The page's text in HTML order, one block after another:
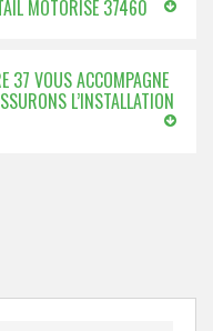
MOTORISÉ 37460
37 VOUS ACCOMPAGNE
L’INSTALLATION